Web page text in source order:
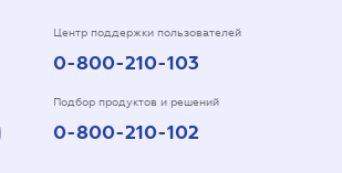
Центр поддержки пользователей
0-800-210-103
Подбор продуктов и решений
0-800-210-102